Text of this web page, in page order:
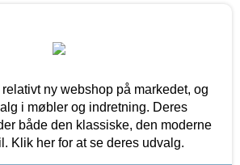
ny webshop på markedet, og
i møbler og indretning. Deres
både den klassiske, den moderne
Klik her for at se deres udvalg.